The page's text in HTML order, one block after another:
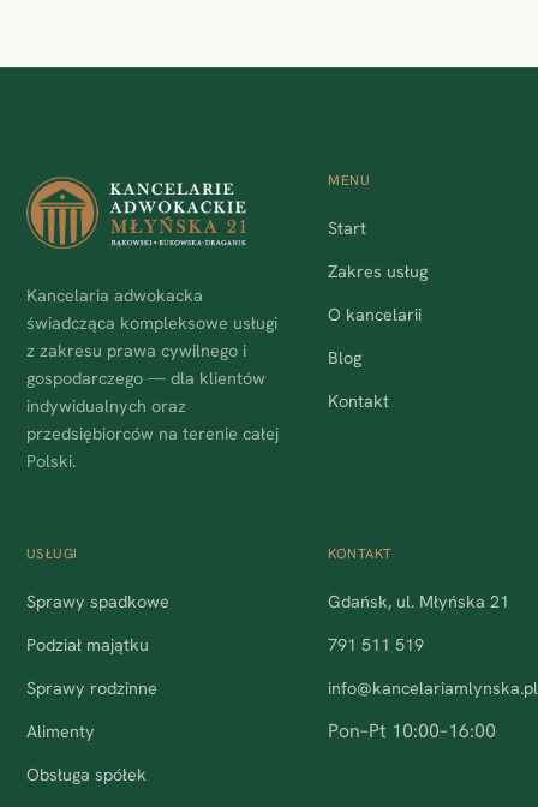
Kancelaria adwokacka
świadcząca kompleksowe usługi
z zakresu prawa cywilnego i
gospodarczego — dla klientów
indywidualnych oraz
przedsiębiorców na terenie całej
Polski.
MENU
Start
Zakres usług
O kancelarii
Blog
Kontakt
USŁUGI
Sprawy spadkowe
Podział majątku
Sprawy rodzinne
Alimenty
Obsługa spółek
KONTAKT
Gdańsk, ul. Młyńska 21
791 511 519
info@kancelariamlynska.pl
Pon–Pt 10:00–16:00